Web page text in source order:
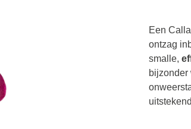
Een
ontzag
smalle,
bijzonder